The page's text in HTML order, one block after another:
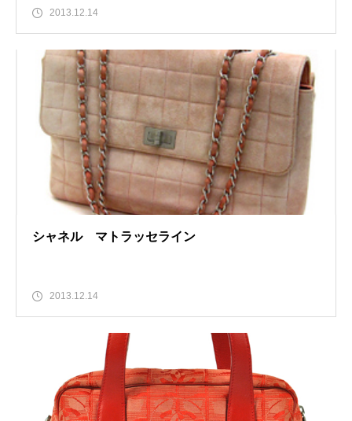
2013.12.14
シャネル マトラッセライン
2013.12.14